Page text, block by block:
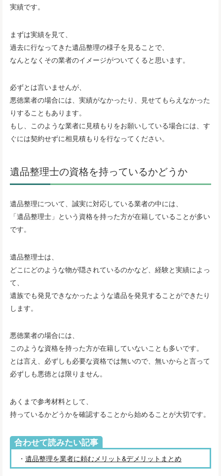
実績です。
まずは実績を見て、
過去に行なってきた遺品整理の様子を見ることで、
なんとなくその業者のイメージがついてくると思います。
必ずとは言いませんが、
悪徳業者の場合には、実績がなかったり、見せてもらえなかった
りすることもあります。
もし、このような業者に見積もりをお願いしている場合には、す
ぐには契約せずに相見積もりを行なってください。
遺品整理士の資格を持っているかどうか
遺品整理について、誠実に対応している業者の中には、
「遺品整理士」という資格を持った方が在籍していることが多い
です。
遺品整理士は、
どこにどのような物が隠されているのかなど、経験と実績によっ
て、
遺族でも発見できなかったような遺品を発見することができたり
します。
悪徳業者の場合には、
このような資格を持った方が在籍していないことも多いです。
とは言え、必ずしも必要な資格では無いので、無いからと言って
必ずしも悪徳とは限りません。
あくまで参考材料として、
持っているかどうかを確認することから始めることが大切です。
合わせて読みたい記事
・ 遺品整理を業者に頼むメリット&デメリットまとめ